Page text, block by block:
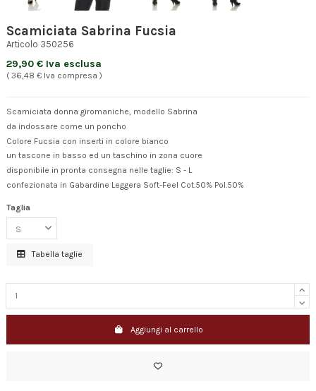
Scamiciata Sabrina Fucsia
Articolo 350256
29,90 € Iva esclusa
( 36,48 € Iva compresa )
Scamiciata donna giromaniche, modello Sabrina
da indossare come un poncho
Colore Fucsia con inserti in colore bianco
un tascone in basso ed un taschino in zona cuore
disponibile in pronta consegna nelle taglie: S - L
confezionata in Gabardine Leggera Soft-Feel Cot.50% Pol.50%
Taglia
Tabella taglie
Aggiungi al carrello